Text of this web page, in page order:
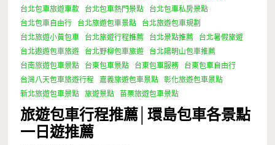
台北包車旅遊車款
台北包車熱門景點
台北包車私房景點
台北包車自由行
台北旅遊包車景點
台北旅遊包車規劃
台北旅遊小黃包車
台北旅遊行程推薦 台北景點推薦
台北暑假旅遊
台北遨遊包車旅遊
台北野柳包車旅遊
台北陽明山包車推薦
台南旅遊包車景點
台東包車景點 台東包車服務
台東包車自由行
台灣八天包車旅遊行程
嘉義旅遊包車景點
彰化旅遊包車景點
新北旅遊包車景點
旅遊景點 苗栗旅遊包車景點
旅遊包車行程推薦│環島包車各景點
一日遊推薦